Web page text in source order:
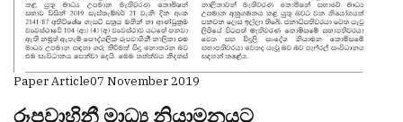
Paper Article07 November 2019
රූපවාහිනී මාධ්‍ය නියාමනයට